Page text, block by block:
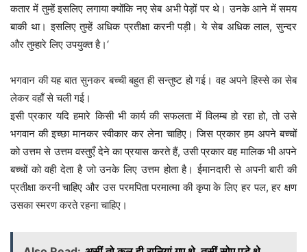
कतार में तुम्हें इसलिए लगाया क्योंकि नए सेब अभी पेड़ों पर थे। उनके आने में समय
बाकी था। इसलिए तुम्हें अधिक प्रतीक्षा करनी पड़ी। ये सेब अधिक लाल, सुन्दर
और तुम्हारे लिए उपयुक्त है।‘
भगवान की यह बात सुनकर बच्ची बहुत ही सन्तुष्ट हो गई। वह अपने हिस्से का सेब
लेकर वहाँ से चली गई।
इसी प्रकार यदि हमारे किसी भी कार्य की सफलता में विलम्ब हो रहा हो, तो उसे
भगवान की इच्छा मानकर स्वीकार कर लेना चाहिए। जिस प्रकार हम अपने बच्चों
को उत्तम से उत्तम वस्तुएँ देने का प्रयास करते हैं, उसी प्रकार वह मालिक भी अपने
बच्चों को वही देता है जो उनके लिए उत्तम होता है। ईमानदारी से अपनी बारी की
प्रतीक्षा करनी चाहिए और उस परमपिता परमात्मा की कृपा के लिए हर पल, हर क्षण
उसका स्मरण करते रहना चाहिए।